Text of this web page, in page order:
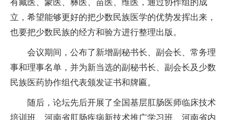
有藏医、蒙医、彝医、苗医、维医，通过协作组的成
立，希望能够更好的把少数民族医学的优势发挥出来，
也要把少数民族的经方和验方进行整理出版。
会议期间，公布了新增副秘书长、副会长、常务理
事和理事名单，并为新当选的副秘书长、副会长及少数
民族医药协作组代表颁发证书和牌匾。
随后，论坛先后开展了全国基层肛肠医师临床技术
培训班、河南省肛肠疾病新技术推广学习班、河南省内